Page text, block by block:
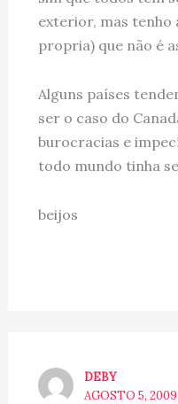
exterior, mas tenho
propria) que não é
Alguns países
ser o caso do
burocracias e
todo mundo tinha
beijos
DEBY
AGOSTO 5,